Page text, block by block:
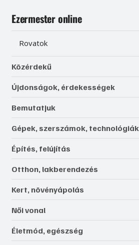
Ezermester online
Rovatok
Közérdekű
Újdonságok, érdekességek
Bemutatjuk
Gépek, szerszámok, technológiák
Építés, felújítás
Otthon, lakberendezés
Kert, növényápolás
Női vonal
Életmód, egészség